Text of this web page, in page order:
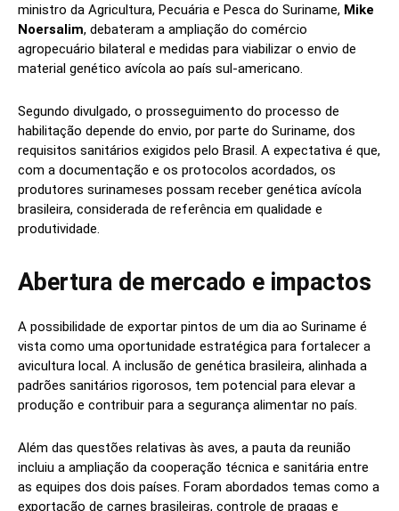
ministro da Agricultura, Pecuária e Pesca do Suriname, Mike
Noersalim, debateram a ampliação do comércio
agropecuário bilateral e medidas para viabilizar o envio de
material genético avícola ao país sul-americano.
Segundo divulgado, o prosseguimento do processo de
habilitação depende do envio, por parte do Suriname, dos
requisitos sanitários exigidos pelo Brasil. A expectativa é que,
com a documentação e os protocolos acordados, os
produtores surinameses possam receber genética avícola
brasileira, considerada de referência em qualidade e
produtividade.
Abertura de mercado e impactos
A possibilidade de exportar pintos de um dia ao Suriname é
vista como uma oportunidade estratégica para fortalecer a
avicultura local. A inclusão de genética brasileira, alinhada a
padrões sanitários rigorosos, tem potencial para elevar a
produção e contribuir para a segurança alimentar no país.
Além das questões relativas às aves, a pauta da reunião
incluiu a ampliação da cooperação técnica e sanitária entre
as equipes dos dois países. Foram abordados temas como a
exportação de carnes brasileiras, controle de pragas e